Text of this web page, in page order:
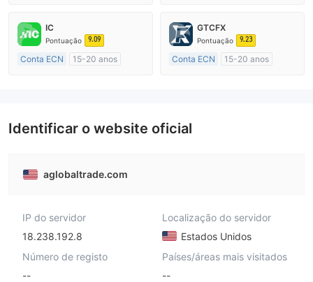
Market Marketing (MM)
Etiqueta principal MT4
Market Marketing (MM)
Etiqueta principal MT4
IC
Pontuação 9.09
Conta ECN
15-20 anos
GTCFX
Pontuação 9.23
Conta ECN
15-20 anos
Identificar o website oficial
aglobaltrade.com
IP do servidor
18.238.192.8
Localização do servidor
Estados Unidos
Número de registo
--
Países/áreas mais visitados
--